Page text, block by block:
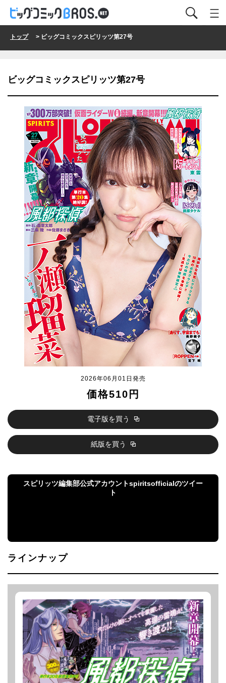
トップ> ビッグコミックスピリッツ第27号
ビッグコミックスピリッツ第27号
2026年06月01日発売
価格510円
電子版を買う
紙版を買う
スピリッツ編集部公式アカウントspiritsofficialのツイー
ト
ラインナップ